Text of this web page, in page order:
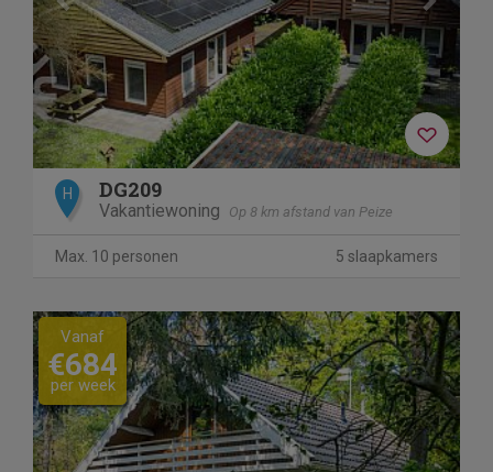
H DG209
Vakantiewoning Op 8 km afstand van Peize
Max. 10 personen 5 slaapkamers
Previous Next
Vanaf
€684
per week